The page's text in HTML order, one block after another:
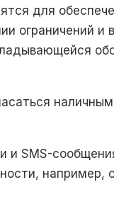
для
ограничений и
и SMS-
например,